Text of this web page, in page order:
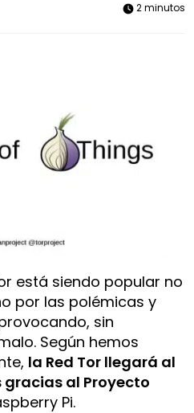
2 minutos
está siendo popular no
por las polémicas y
sin
Según hemos
la Red Tor llegará al
gracias al Proyecto
Pi.